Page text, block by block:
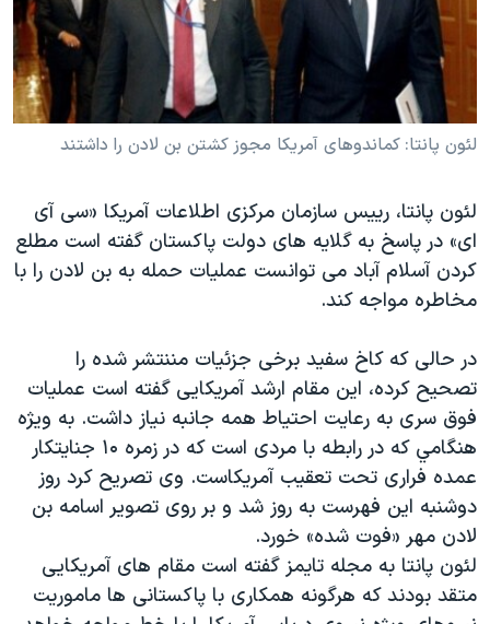
فرهنگ و زندگی
حقوق شهروندی
اقتصادی
علم و فناوری
گالری عکس
آرشیو پخش زنده
مستندها
انتخابات ریاست جمهوری آمریکا ۲۰۲۴
حمله جمهوری اسلامی به اسرائیل
رمز مهسا
اعتراضات زن، زندگی، آزادی
مجموعه مستندهای دادخواهی
تریبونال مردمی آبان ۹۸
چهل سال گروگان‌گیری
قانون شفافیت دارائی کادر رهبری ایران
اعتراضات مردمی آبان ۹۸
اسرائیل در جنگ
نرگس محمدی برنده جایزه نوبل صلح
همایش محافظه‌کاران آمریکا «سی‌پک»
صفحه‌های ویژه
دنبال کنید
لئون پانتا: کماندوهای آمريکا مجوز کشتن بن لادن را داشتند
لئون پانتا، رييس سازمان مرکزی اطلاعات آمریکا «سی آی
ای» در پاسخ به گلایه های دولت پاکستان گفته است مطلع
کردن آسلام آباد می توانست عمليات حمله به بن لادن را با
مخاطره مواجه کند.
در حالی که کاخ سفيد برخی جزئيات مننتشر شده را
تصحيح کرده، این مقام ارشد آمریکایی گفته است عمليات
فوق سری به رعایت احتیاط همه جانبه نیاز داشت. به ویژه
هنگامي که در رابطه با مردی است که در زمره ۱۰ جنايتکار
عمده فراری تحت تعقيب آمريکاست. وی تصریح کرد روز
دوشنبه اين فهرست به روز شد و بر روی تصوير اسامه بن
لادن مهر «فوت شده» خورد.
لئون پانتا به مجله تايمز گفته است مقام های آمريکایی
متقد بودند که هرگونه همکاری با پاکستانی ها ماموريت